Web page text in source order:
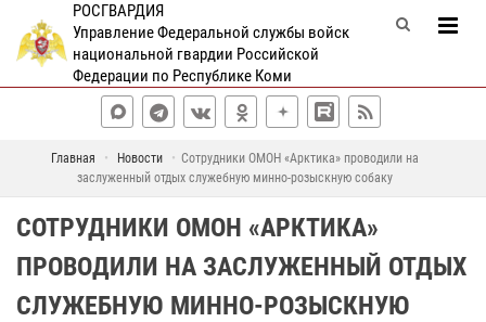
РОСГВАРДИЯ
Управление Федеральной службы войск
национальной гвардии Российской
Федерации по Республике Коми
Главная Новости
Сотрудники ОМОН «Арктика» проводили на
заслуженный отдых служебную минно-розыскную собаку
СОТРУДНИКИ ОМОН «АРКТИКА»
ПРОВОДИЛИ НА ЗАСЛУЖЕННЫЙ ОТДЫХ
СЛУЖЕБНУЮ МИННО-РОЗЫСКНУЮ